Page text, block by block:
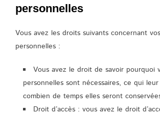
personnelles
Vous avez les droits suivants concernant
personnelles :
Vous avez le droit de savoir pourquoi
personnelles sont nécessaires, ce qui
combien de temps elles seront
Droit d’accès : vous avez le droit